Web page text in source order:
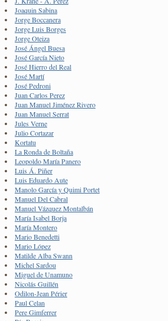
Joaquin Sabina
Jorge Boccanera
Jorge Luis Borges
Jorge Oteiza
José Ángel Buesa
José García Nieto
José Hierro del Real
José Martí
José Pedroni
Juan Carlos Perez
Juan Manuel Jiménez Rivero
Juan Manuel Serrat
Jules Verne
Julio Cortazar
Kortatu
La Ronda de Boltaña
Leopoldo María Panero
Luis Á. Piñer
Luis Eduardo Aute
Manolo García y Quimi Portet
Manuel Del Cabral
Manuel Vázquez Montalbán
María Isabel Borja
María Montero
Mario Benedetti
Mario López
Matilde Alba Swann
Michel Sardou
Miguel de Unamuno
Nicolás Guillén
Odilon-Jean Périer
Paul Celan
Pere Gimferrer